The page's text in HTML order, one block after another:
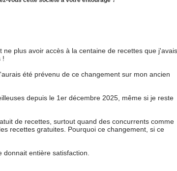
plus avoir accès à la centaine de recettes que j'avais
!
été prévenu de ce changement sur mon ancien
depuis le 1er décembre 2025, même si je reste
de recettes, surtout quand des concurrents comme
recettes gratuites. Pourquoi ce changement, si ce
entière satisfaction.